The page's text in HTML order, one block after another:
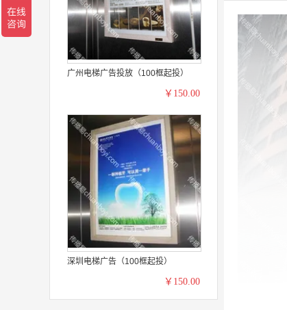
广州电梯广告投放（100框起投）
￥150.00
深圳电梯广告（100框起投）
￥150.00